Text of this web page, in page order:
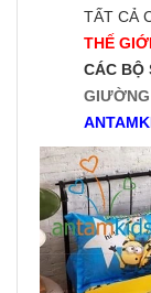
TẤT CẢ
THẾ
CÁC BỘ
GIƯỜNG